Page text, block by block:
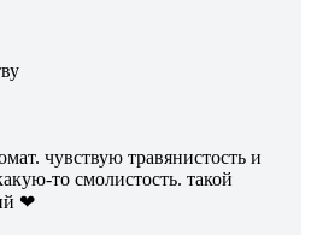
чувствую травянистость и
то смолистость. такой
❤